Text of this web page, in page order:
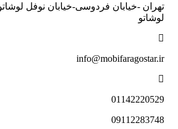
تهران -خیابان فردوسی-خیابان نوفل
لوشاتو
info@mobifaragostar.ir
01142220529
09112283748